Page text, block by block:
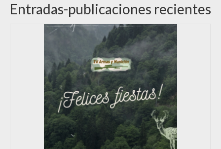
Entradas-publicaciones recientes